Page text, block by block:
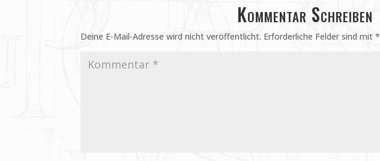
Kommentar Schreiben
Deine E-Mail-Adresse wird nicht veröffentlicht. Erforderliche Felder sind mit*